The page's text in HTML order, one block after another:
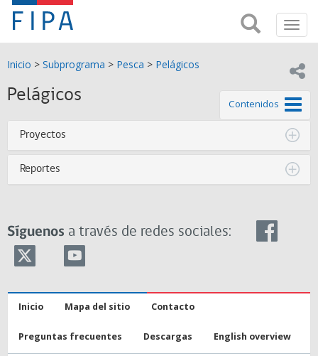
Fondo
de
Investigación
Pesquera
y
Acuicultura
(FIPA)-
FIPA;
Fondo
Investigación
y
Acuicultira
Inicio > Subprograma > Pesca > Pelágicos
Pelágicos Contenidos de
Proyectos
Reportes
Síguenos a través de redes sociales:
Inicio Mapa del sitio Contacto
Preguntas frecuentes Descargas English overview